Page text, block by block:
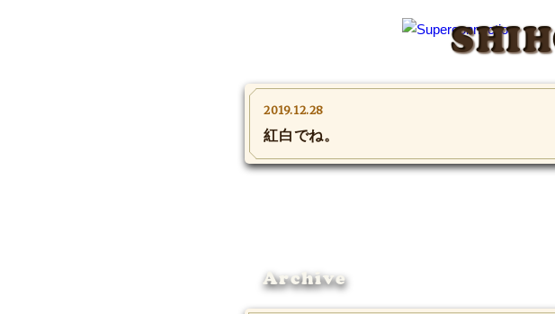
2019.12.28
紅白でね。
Archive